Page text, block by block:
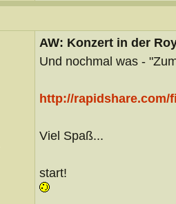
AW: Konzert in der
Und nochmal was -
http://rapidshare.com/
Viel Spaß...
start!